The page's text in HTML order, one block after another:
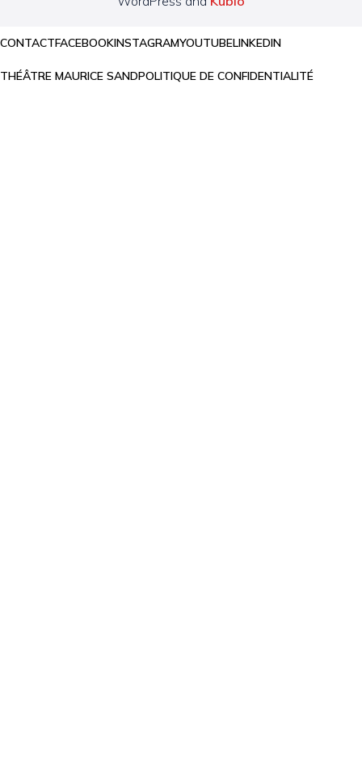
CONTACTFACEBOOKINSTAGRAMYOUTUBELINKEDIN
THÉÂTRE MAURICE SANDPOLITIQUE DE CONFIDENTIALITÉ